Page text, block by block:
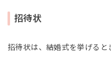
招待状
招待状は、結婚式を挙げると